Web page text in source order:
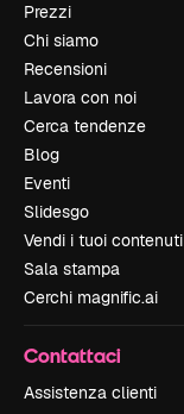
Prezzi
Chi siamo
Recensioni
Lavora con noi
Cerca tendenze
Blog
Eventi
Slidesgo
Vendi i tuoi contenuti
Sala stampa
Cerchi magnific.ai
Contattaci
Assistenza clienti